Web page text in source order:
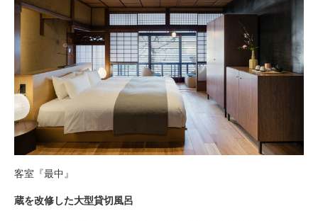
客室『最中』
蔵を改修した大型貸切風呂